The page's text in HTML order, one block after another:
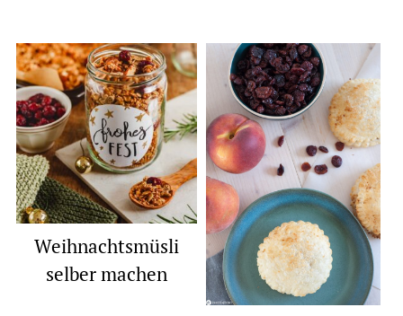
Weihnachtsmüsli
selber machen